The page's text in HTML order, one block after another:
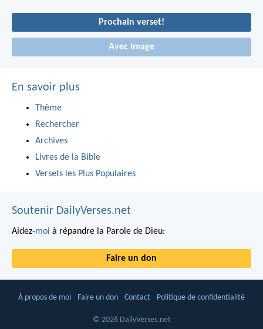
Prochain verset!
Avec Image
En savoir plus
Thème
Rechercher
Archives
Livres de la Bible
Versets les Plus Populaires
Soutenir DailyVerses.net
Aidez-moi à répandre la Parole de Dieu:
Faire un don
À propos de moi Faire un don Contact Politique de confidentialité
© 2026 DailyVerses.net